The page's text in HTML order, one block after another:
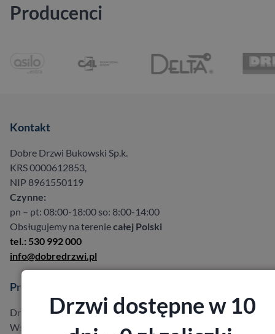
Producenci
Kontakt
Dobre Drzwi Bukowski Sp.k.
KRS 0000612853,
NIP 8961550119
Czynne:
pn – pt: 08:00-18:00 so: 8:00-14:00
Obsługujemy na tereniecałej Polski
tel.: 530 992 000
info@dobredrzwi.pl
Produkty
Drzwi w promocji do -40%
Wszystkie produkty
Drzwi dostępne w 10